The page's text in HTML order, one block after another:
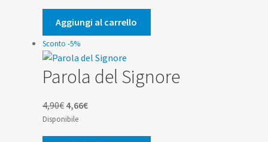
originale
era:
6,00€.
attuale
è:
5,70€.
Aggiungi al carrello
Sconto -5%
Parola del Signore
4,90€ Il
prezzo
originale
4,66€Il
attuale
Disponibile